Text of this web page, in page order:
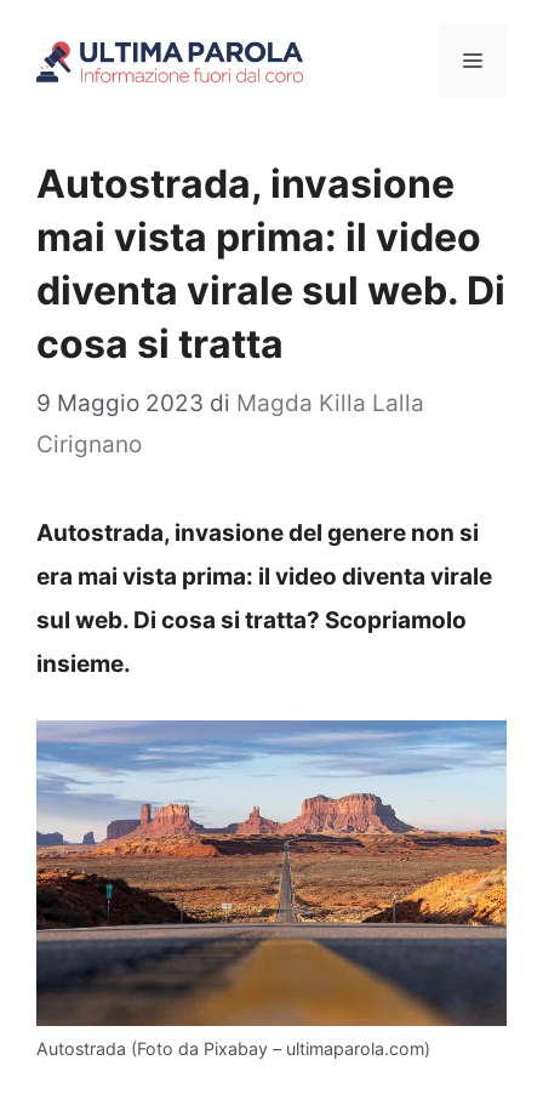
Menu
Autostrada, invasione
mai vista prima: il video
diventa virale sul web. Di
cosa si tratta
9 Maggio 2023 di Magda Killa Lalla
Cirignano
Autostrada, invasione del genere non si
era mai vista prima: il video diventa virale
sul web. Di cosa si tratta? Scopriamolo
insieme.
Autostrada (Foto da Pixabay – ultimaparola.com)